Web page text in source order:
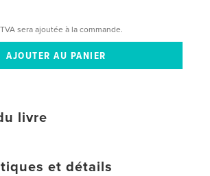
sera ajoutée à la commande.
livre
et détails